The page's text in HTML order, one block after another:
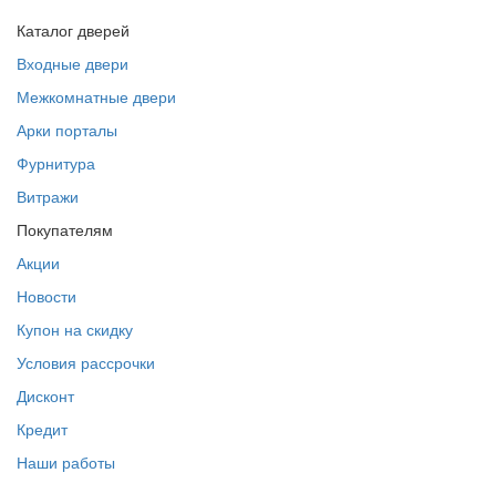
Каталог дверей
Входные двери
Межкомнатные двери
Арки порталы
Фурнитура
Витражи
Покупателям
Акции
Новости
Купон на скидку
Условия рассрочки
Дисконт
Кредит
Наши работы